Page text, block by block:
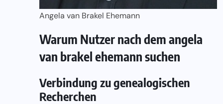
Angela van Brakel Ehemann
Warum Nutzer nach dem angela
van brakel ehemann suchen
Verbindung zu genealogischen
Recherchen